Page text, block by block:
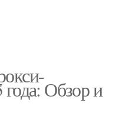
Обзор и